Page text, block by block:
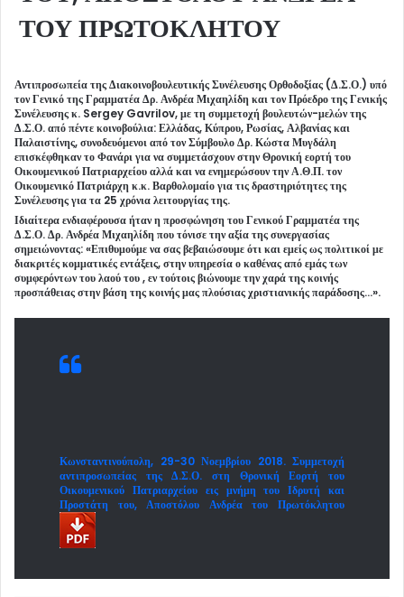
ΤΟΥ ΠΡΩΤΟΚΛΗΤΟΥ
Αντιπροσωπεία της Διακοινοβουλευτικής Συνέλευσης Ορθοδοξίας (Δ.Σ.Ο.) υπό
τον Γενικό της Γραμματέα Δρ. Ανδρέα Μιχαηλίδη και τον Πρόεδρο της Γενικής
Συνέλευσης κ. Sergey Gavrilov, με τη συμμετοχή βουλευτών-μελών της
Δ.Σ.Ο. από πέντε κοινοβούλια: Ελλάδας, Κύπρου, Ρωσίας, Αλβανίας και
Παλαιστίνης, συνοδευόμενοι από τον Σύμβουλο Δρ. Κώστα Μυγδάλη
επισκέφθηκαν το Φανάρι για να συμμετάσχουν στην Θρονική εορτή του
Οικουμενικού Πατριαρχείου αλλά και να ενημερώσουν την Α.Θ.Π. τον
Οικουμενικό Πατριάρχη κ.κ. Βαρθολομαίο για τις δραστηριότητες της
Συνέλευσης για τα 25 χρόνια λειτουργίας της.
Ιδιαίτερα ενδιαφέρουσα ήταν η προσφώνηση του Γενικού Γραμματέα της
Δ.Σ.Ο. Δρ. Ανδρέα Μιχαηλίδη που τόνισε την αξία της συνεργασίας
σημειώνοντας: «Επιθυμούμε να σας βεβαιώσουμε ότι και εμείς ως πολιτικοί με
διακριτές κομματικές εντάξεις, στην υπηρεσία ο καθένας από εμάς των
συμφερόντων του λαού του , εν τούτοις βιώνουμε την χαρά της κοινής
προσπάθειας στην βάση της κοινής μας πλούσιας χριστιανικής παράδοσης…».
Κωνσταντινούπολη, 29-30 Νοεμβρίου 2018. Συμμετοχή
αντιπροσωπείας της Δ.Σ.Ο. στη Θρονική Εορτή του
Οικουμενικού Πατριαρχείου εις μνήμη του Ιδρυτή και
Προστάτη του, Αποστόλου Ανδρέα του Πρωτόκλητου